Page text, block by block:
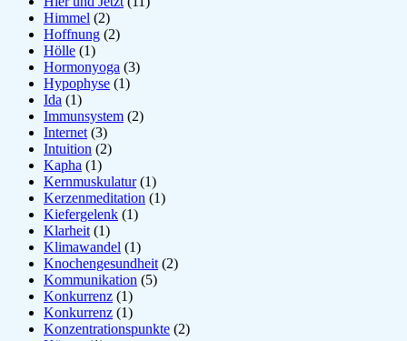
Himmel (2)
Hoffnung (2)
Hölle (1)
Hormonyoga (3)
Hypophyse (1)
Ida (1)
Immunsystem (2)
Internet (3)
Intuition (2)
Kapha (1)
Kernmuskulatur(1)
Kerzenmeditation (1)
Kiefergelenk (1)
Klarheit (1)
Klimawandel (1)
Knochengesundheit (2)
Kommunikation (5)
Konkurrenz (1)
Konkurrenz (1)
Konzentrationspunkte (2)